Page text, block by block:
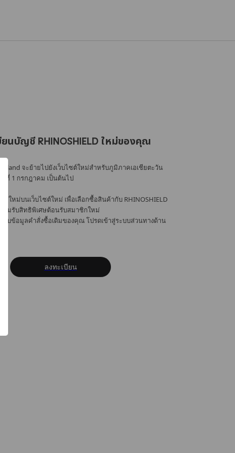
ยนบัญชี RHINOSHIELD ใหม่ของคุณ
จะย้ายไปยังเว็บไซต์ใหม่สำหรับภูมิภาคเอเชียตะวัน
นที่ 1 กรกฎาคม เป็นต้นไป
ชีใหม่บนเว็บไซต์ใหม่ เพื่อเลือกซื้อสินค้ากับ RHINOSHIELD
ร้อมรับสิทธิพิเศษต้อนรับสมาชิกใหม่
สอบข้อมูลคำสั่งซื้อเดิมของคุณ โปรดเข้าสู่ระบบส่วนทางด้าน